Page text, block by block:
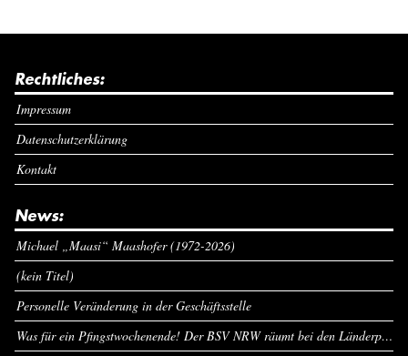
Rechtliches:
Impressum
Datenschutzerklärung
Kontakt
News:
Michael „Maasi“ Maashofer (1972-2026)
(kein Titel)
Personelle Veränderung in der Geschäftsstelle
Was für ein Pfingstwochenende! Der BSV NRW räumt bei den Länderpokalen ab